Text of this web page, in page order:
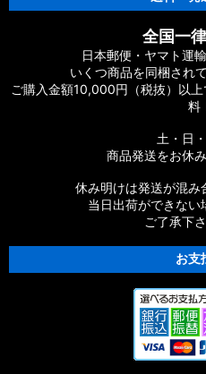
全国一
日本郵便・ヤマト運
いくつ商品を同梱され
ご購入金額10,000円（税抜）以
料
土・日・
商品発送をお休
休み明けは発送が混み
当日出荷ができない
ご了承下
お支